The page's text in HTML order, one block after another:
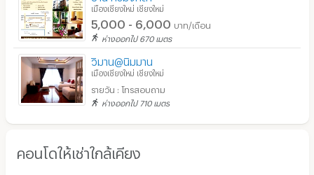
เมืองเชียงใหม่ เชียงใหม่
5,000 - 6,000 บาท/เดือน
ห่างออกไป 670 เมตร
วิมาน@นิมมาน
เมืองเชียงใหม่ เชียงใหม่
รายวัน : โทรสอบถาม
ห่างออกไป 710 เมตร
คอนโดให้เช่าใกล้เคียง